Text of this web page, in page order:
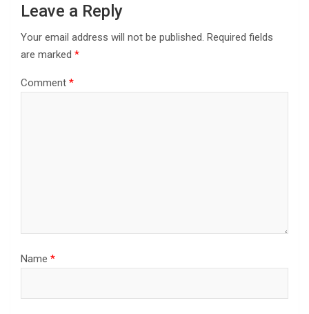
Leave a Reply
Your email address will not be published. Required fields
are marked *
Comment *
Name *